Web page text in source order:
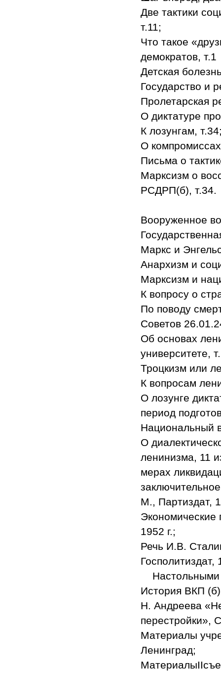
Две тактики
т.11;
Что такое
демократов, т.1
Детская
Государство и
Пролетарская
О диктатуре
К лозунгам,
О
Письма о
Марксизм о
РСДРП(б), т.34.
Вооруженное
Маркс и
Анархизм и
Марксизм и
К вопросу о
По поводу
Советов
Об основах
университете,
Троцкизм или
К вопросам
О лозунге
период
Национальный
О
ленинизма, 11
мерах
М., Партиздат,
1952 г.;
Речь И.В.
Госполитиздат,
История ВКП
Н. Андреева
перестройки»,
Материалы
Ленинград;
МатериалыII